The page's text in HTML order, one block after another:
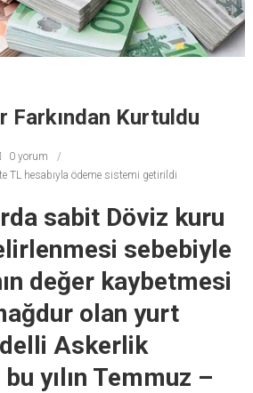
Farkından Kurtuldu
0 yorum
TL hesabıyla ödeme sistemi getirildi
sabit Döviz kuru
sebebiyle
değer kaybetmesi
olan yurt
Askerlik
yılın Temmuz –